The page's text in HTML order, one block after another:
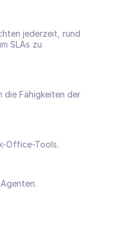
jederzeit, rund
SLAs zu
die Fähigkeiten der
Office-Tools.